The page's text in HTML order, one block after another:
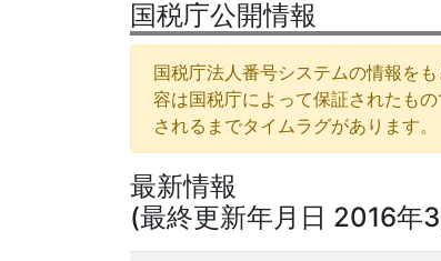
国税庁公開情報
国税庁法人番号システムの情報を
容は国税庁によって保証されたも
されるまでタイムラグがあります
最新情報
(最終更新年月日 2016年